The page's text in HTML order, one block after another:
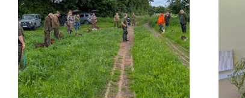
HR Abtshagen –
Jahreshauptversammlung